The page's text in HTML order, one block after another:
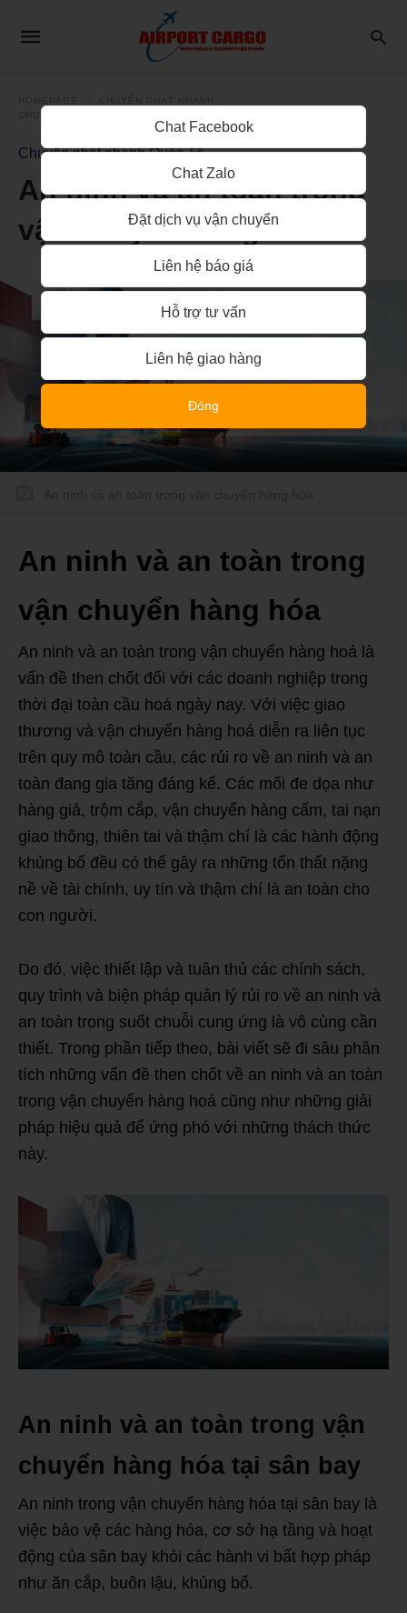
Chuyển phát nhanh Quốc Tế
An ninh và an toàn trong
vận chuyển hàng hóa
An ninh và an toàn trong
vận chuyển hàng hóa
An ninh và an toàn trong vận chuyển hàng hoá là
vấn đề then chốt đối với các doanh nghiệp trong
thời đại toàn cầu hoá ngày nay. Với việc giao
thương và vận chuyển hàng hoá diễn ra liên tục
trên quy mô toàn cầu, các rủi ro về an ninh và an
toàn đang gia tăng đáng kể. Các mối đe dọa như
hàng giả, trộm cắp, vận chuyển hàng cấm, tai nạn
giao thông, thiên tai và thậm chí là các hành động
khủng bố đều có thể gây ra những tổn thất nặng
nề về tài chính, uy tín và thậm chí là an toàn cho
con người.
Do đó, việc thiết lập và tuân thủ các chính sách,
quy trình và biện pháp quản lý rủi ro về an ninh và
an toàn trong suốt chuỗi cung ứng là vô cùng cần
thiết. Trong phần tiếp theo, bài viết sẽ đi sâu phân
tích những vấn đề then chốt về an ninh và an toàn
trong vận chuyển hàng hoá cũng như những giải
pháp hiệu quả để ứng phó với những thách thức
này.
An ninh và an toàn trong vận
chuyển hàng hóa tại sân bay
An ninh trong vận chuyển hàng hóa tại sân bay là
việc bảo vệ các hàng hóa, cơ sở hạ tầng và hoạt
động của sân bay khỏi các hành vi bất hợp pháp
như ăn cắp, buôn lậu, khủng bố.
Chat Facebook
Chat Zalo
Đặt dịch vụ vận chuyển
Liên hệ báo giá
Hỗ trợ tư vấn
Liên hệ giao hàng
Đóng